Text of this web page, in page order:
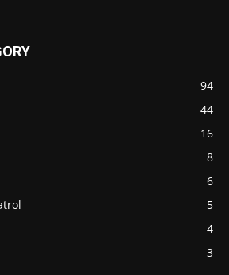
94
44
16
8
6
5
4
3